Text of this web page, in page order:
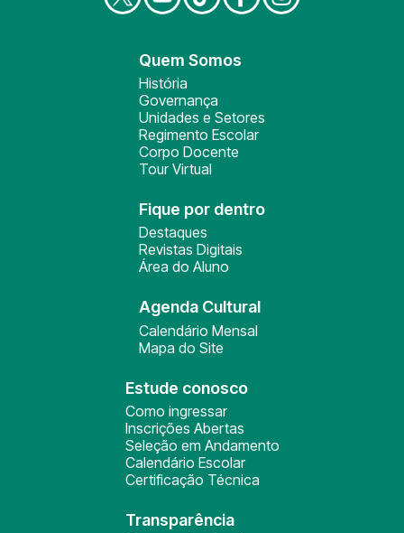
Quem Somos
História
Governança
Unidades e Setores
Regimento Escolar
Corpo Docente
Tour Virtual
Fique por dentro
Destaques
Revistas Digitais
Área do Aluno
Agenda Cultural
Calendário Mensal
Mapa do Site
Estude conosco
Como ingressar
Inscrições Abertas
Seleção em Andamento
Calendário Escolar
Certificação Técnica
Transparência